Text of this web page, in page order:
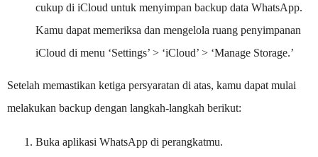
cukup di iCloud untuk menyimpan backup data WhatsApp.
Kamu dapat memeriksa dan mengelola ruang penyimpanan
iCloud di menu ‘Settings’ > ‘iCloud’ > ‘Manage Storage.’
Setelah memastikan ketiga persyaratan di atas, kamu dapat mulai
melakukan backup dengan langkah-langkah berikut:
Buka aplikasi WhatsApp di perangkatmu.